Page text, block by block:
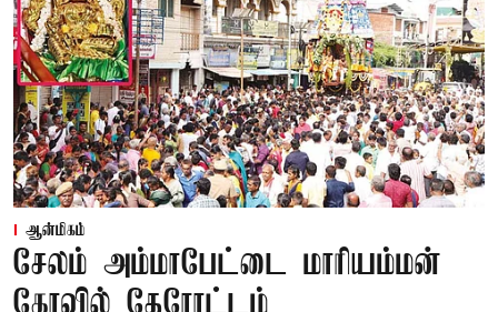
ஆன்மிகம்
சேலம் அம்மாபேட்டை மாரியம்மன்